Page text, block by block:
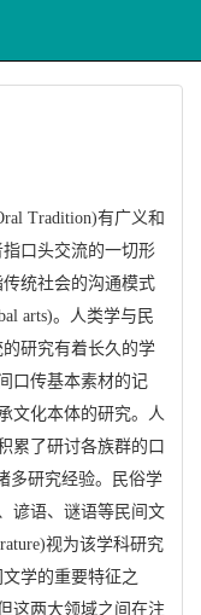
Tradition)有广义和
口头交流的一切形
统社会的沟通模式
arts)。人类学与民
研究有着长久的学
口传基本素材的记
文化本体的研究。人
累了研讨各族群的口
多研究经验。民俗学
谚语、谜语等民间文
视为该学科研究
学的重要特征之
这两大领域之间在注